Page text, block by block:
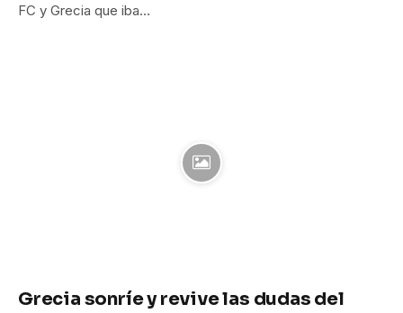
FC y Grecia que iba…
Grecia sonríe y revive las dudas del